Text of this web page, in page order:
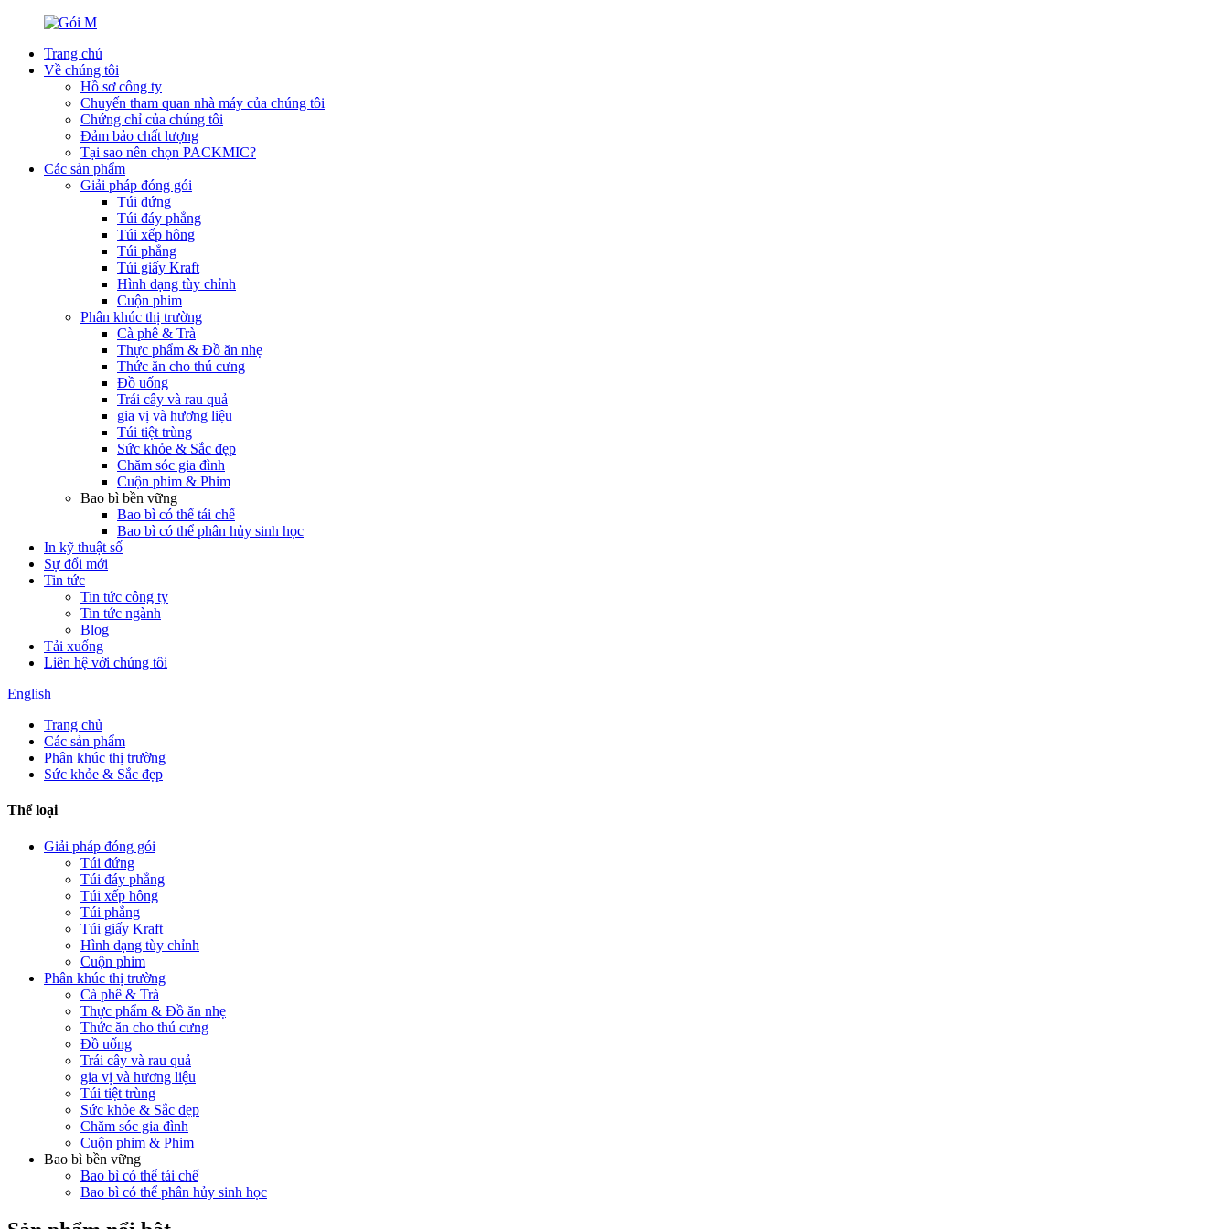
Trang chủ
Về chúng tôi
Hồ sơ công ty
Chuyến tham quan nhà máy của chúng tôi
Chứng chỉ của chúng tôi
Đảm bảo chất lượng
Tại sao nên chọn PACKMIC?
Các sản phẩm
Giải pháp đóng gói
Túi đứng
Túi đáy phẳng
Túi xếp hông
Túi phẳng
Túi giấy Kraft
Hình dạng tùy chỉnh
Cuộn phim
Phân khúc thị trường
Cà phê & Trà
Thực phẩm & Đồ ăn nhẹ
Thức ăn cho thú cưng
Đồ uống
Trái cây và rau quả
gia vị và hương liệu
Túi tiệt trùng
Sức khỏe & Sắc đẹp
Chăm sóc gia đình
Cuộn phim & Phim
Bao bì bền vững
Bao bì có thể tái chế
Bao bì có thể phân hủy sinh học
In kỹ thuật số
Sự đổi mới
Tin tức
Tin tức công ty
Tin tức ngành
Blog
Tải xuống
Liên hệ với chúng tôi
English
Trang chủ
Các sản phẩm
Phân khúc thị trường
Sức khỏe & Sắc đẹp
Thể loại
Giải pháp đóng gói
Túi đứng
Túi đáy phẳng
Túi xếp hông
Túi phẳng
Túi giấy Kraft
Hình dạng tùy chỉnh
Cuộn phim
Phân khúc thị trường
Cà phê & Trà
Thực phẩm & Đồ ăn nhẹ
Thức ăn cho thú cưng
Đồ uống
Trái cây và rau quả
gia vị và hương liệu
Túi tiệt trùng
Sức khỏe & Sắc đẹp
Chăm sóc gia đình
Cuộn phim & Phim
Bao bì bền vững
Bao bì có thể tái chế
Bao bì có thể phân hủy sinh học